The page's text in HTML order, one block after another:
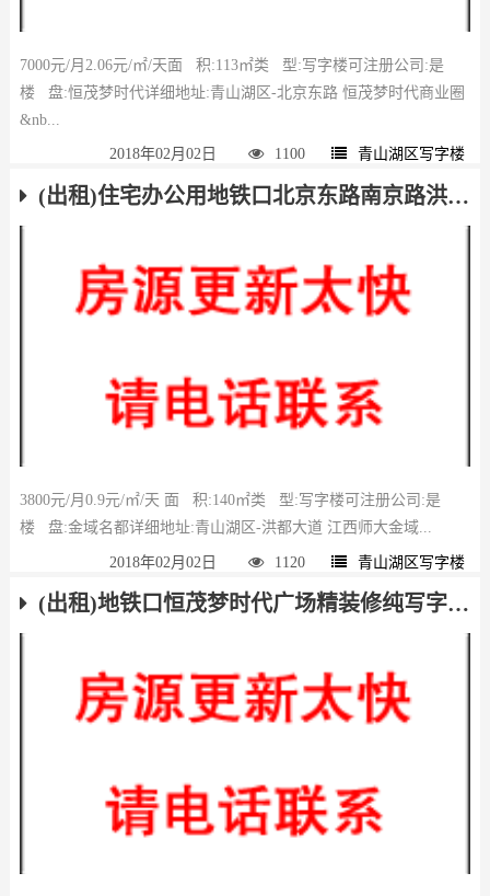
7000元/月2.06元/㎡/天面 积:113㎡类 型:写字楼可注册公司:是
楼 盘:恒茂梦时代详细地址:青山湖区-北京东路 恒茂梦时代商业圈
&nb...
2018年02月02日 1100 青山湖区写字楼
(出租)住宅办公用地铁口北京东路南京路洪都大道金域名都
3800元/月0.9元/㎡/天 面 积:140㎡类 型:写字楼可注册公司:是
楼 盘:金域名都详细地址:青山湖区-洪都大道 江西师大金域...
2018年02月02日 1120 青山湖区写字楼
(出租)地铁口恒茂梦时代广场精装修纯写字楼出租